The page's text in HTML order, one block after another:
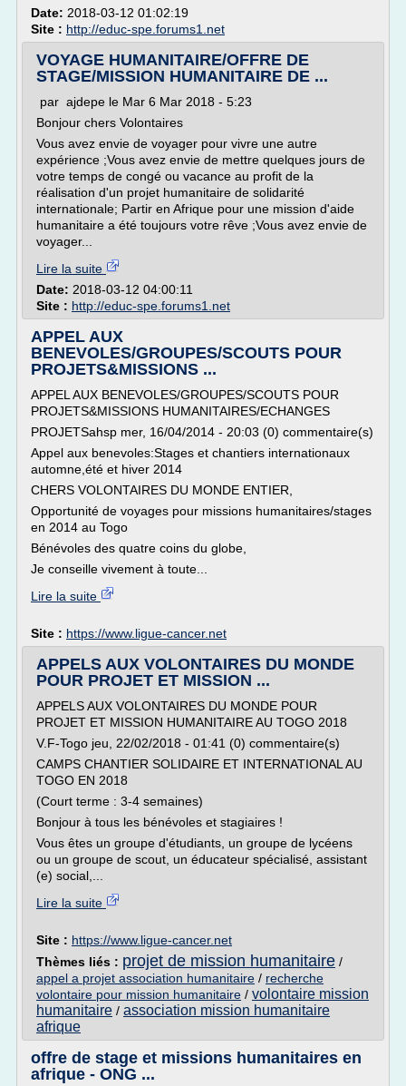
Date: 2018-03-12 01:02:19
Site : http://educ-spe.forums1.net
VOYAGE HUMANITAIRE/OFFRE DE
STAGE/MISSION HUMANITAIRE DE ...
par ajdepe le Mar 6 Mar 2018 - 5:23
Bonjour chers Volontaires
Vous avez envie de voyager pour vivre une autre
expérience ;Vous avez envie de mettre quelques jours de
votre temps de congé ou vacance au profit de la
réalisation d'un projet humanitaire de solidarité
internationale; Partir en Afrique pour une mission d'aide
humanitaire a été toujours votre rêve ;Vous avez envie de
voyager...
Lire la suite
Date: 2018-03-12 04:00:11
Site : http://educ-spe.forums1.net
APPEL AUX
BENEVOLES/GROUPES/SCOUTS POUR
PROJETS&MISSIONS ...
APPEL AUX BENEVOLES/GROUPES/SCOUTS POUR
PROJETS&MISSIONS HUMANITAIRES/ECHANGES
PROJETSahsp mer, 16/04/2014 - 20:03 (0) commentaire(s)
Appel aux benevoles:Stages et chantiers internationaux
automne,été et hiver 2014
CHERS VOLONTAIRES DU MONDE ENTIER,
Opportunité de voyages pour missions humanitaires/stages
en 2014 au Togo
Bénévoles des quatre coins du globe,
Je conseille vivement à toute...
Lire la suite
Site : https://www.ligue-cancer.net
APPELS AUX VOLONTAIRES DU MONDE
POUR PROJET ET MISSION ...
APPELS AUX VOLONTAIRES DU MONDE POUR
PROJET ET MISSION HUMANITAIRE AU TOGO 2018
V.F-Togo jeu, 22/02/2018 - 01:41 (0) commentaire(s)
CAMPS CHANTIER SOLIDAIRE ET INTERNATIONAL AU
TOGO EN 2018
(Court terme : 3-4 semaines)
Bonjour à tous les bénévoles et stagiaires !
Vous êtes un groupe d'étudiants, un groupe de lycéens
ou un groupe de scout, un éducateur spécialisé, assistant
(e) social,...
Lire la suite
Site : https://www.ligue-cancer.net
Thèmes liés : projet de mission humanitaire /
appel a projet association humanitaire / recherche
volontaire pour mission humanitaire / volontaire mission
humanitaire / association mission humanitaire
afrique
offre de stage et missions humanitaires en
afrique - ONG ...